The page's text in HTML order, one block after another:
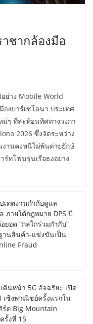
ชากล้องมือ
ย่าง Mobile World
งบาร์เซโลนา ประเทศ
ม่ๆ ที่สะท้อนทิศทางวงกา
2026 ซึ่งจัดระหว่าง
านคงหนีไม่พ้นค่ายยักษ์
ร์ทโฟนรุ่นเรือธงอย่าง
เดตงานกำกับดูแล
ภายใต้กฎหมาย DPS ปี
อด “กลไกร่วมกำกับ”
านสินค้า-แข่งขันเป็น
Fraud
ดินหน้า 5G อัจฉริยะ เปิด
เชิงพาณิชย์ครั้งแรกใน
ร์ต Big Mountain
รั้งที่ 15